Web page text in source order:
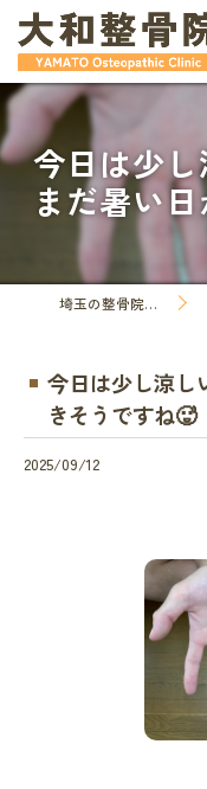
今日は少
まだ暑い
埼玉の整骨院なら大和整骨院
今日は少し涼し
きそうですね🥵
2025/09/12